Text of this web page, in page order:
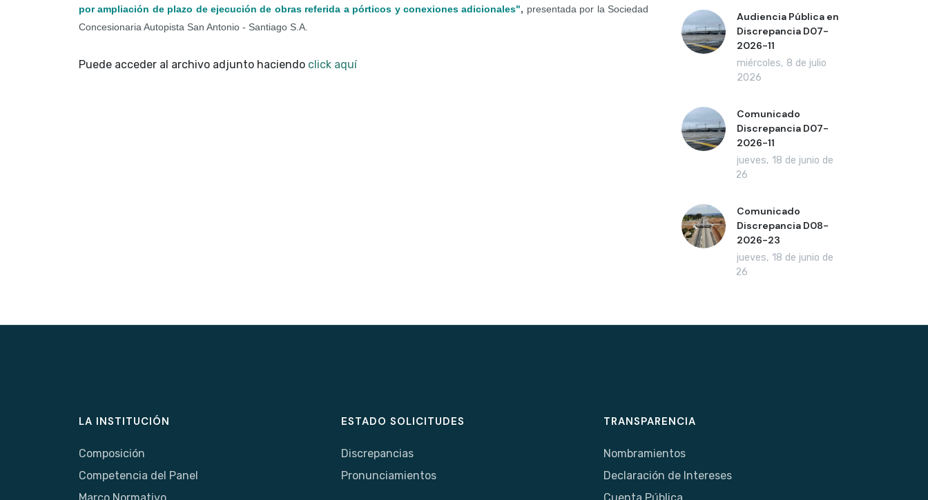
por ampliación de plazo de ejecución de obras referida a pórticos y conexiones adicionales", presentada por la Sociedad
Concesionaria Autopista San Antonio - Santiago S.A.
Puede acceder al archivo adjunto haciendo click aquí
Audiencia Pública en
Discrepancia D07-
2026-11
miércoles, 8 de julio
de 2026
Comunicado
Discrepancia D07-
2026-11
jueves, 18 de junio de
2026
Comunicado
Discrepancia D08-
2026-23
jueves, 18 de junio de
2026
LA INSTITUCIÓN
Composición
Competencia del Panel
Marco Normativo
ESTADO SOLICITUDES
Discrepancias
Pronunciamientos
TRANSPARENCIA
Nombramientos
Declaración de Intereses
Cuenta Pública